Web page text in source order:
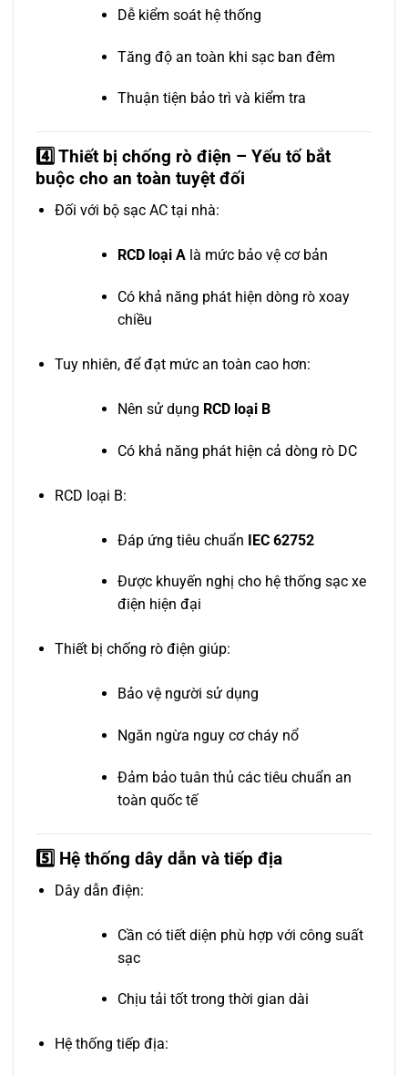
Dễ kiểm soát hệ thống
Tăng độ an toàn khi sạc ban đêm
Thuận tiện bảo trì và kiểm tra
4️⃣ Thiết bị chống rò điện – Yếu tố bắt
buộc cho an toàn tuyệt đối
Đối với bộ sạc AC tại nhà:
RCD loại Alà mức bảo vệ cơ bản
Có khả năng phát hiện dòng rò xoay
chiều
Tuy nhiên, để đạt mức an toàn cao hơn:
Nên sử dụng RCD loại B
Có khả năng phát hiện cả dòng rò DC
RCD loại B:
Đáp ứng tiêu chuẩn IEC 62752
Được khuyến nghị cho hệ thống sạc xe
điện hiện đại
Thiết bị chống rò điện giúp:
Bảo vệ người sử dụng
Ngăn ngừa nguy cơ cháy nổ
Đảm bảo tuân thủ các tiêu chuẩn an
toàn quốc tế
5️⃣ Hệ thống dây dẫn và tiếp địa
Dây dẫn điện:
Cần có tiết diện phù hợp với công suất
sạc
Chịu tải tốt trong thời gian dài
Hệ thống tiếp địa: